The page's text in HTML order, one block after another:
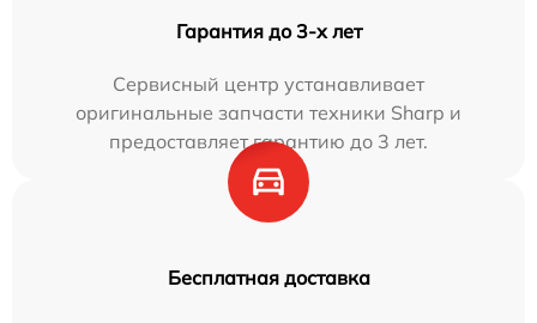
Гарантия до 3-х лет
Сервисный центр устанавливает
оригинальные запчасти техники Sharp и
предоставляет гарантию до 3 лет.
Бесплатная доставка